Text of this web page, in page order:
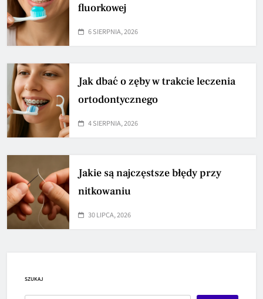
fluorkowej
6 SIERPNIA, 2026
Jak dbać o zęby w trakcie leczenia
ortodontycznego
4 SIERPNIA, 2026
Jakie są najczęstsze błędy przy
nitkowaniu
30 LIPCA, 2026
SZUKAJ